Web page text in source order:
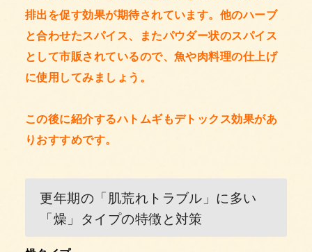
排出を促す効果が期待されています。他のハーブ
と合わせたスパイス、またパウダー状のスパイス
として市販されているので、魚や肉料理の仕上げ
に使用してみましょう。
この後に紹介するハトムギもデトックス効果があ
りおすすめです。
更年期の「肌荒れトラブル」に多い
「燥」タイプの特徴と対策